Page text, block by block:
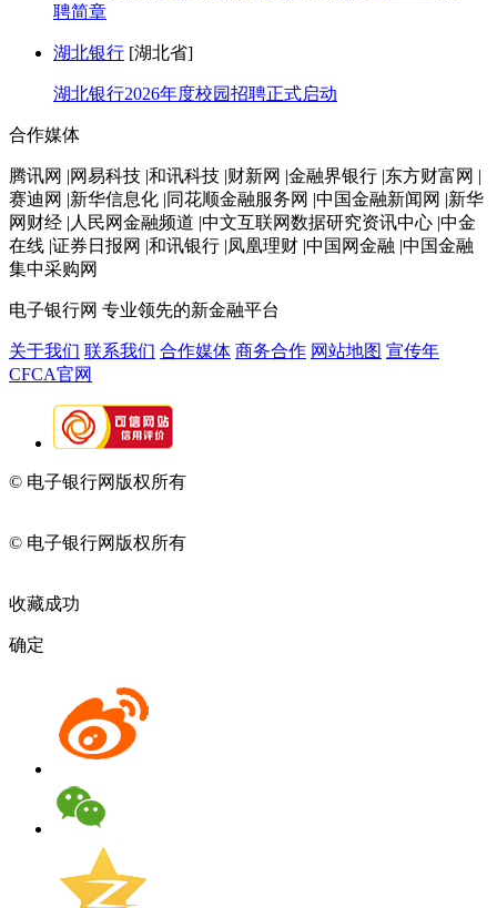
聘简章
湖北银行 [湖北省]
湖北银行2026年度校园招聘正式启动
合作媒体
腾讯网 |网易科技 |和讯科技 |财新网 |金融界银行 |东方财富网 |
赛迪网 |新华信息化 |同花顺金融服务网 |中国金融新闻网 |新华
网财经 |人民网金融频道 |中文互联网数据研究资讯中心 |中金
在线 |证券日报网 |和讯银行 |凤凰理财 |中国网金融 |中国金融
集中采购网
电子银行网 专业领先的新金融平台
关于我们 联系我们 合作媒体 商务合作 网站地图 宣传年
CFCA官网
© 电子银行网版权所有
© 电子银行网版权所有
收藏成功
确定